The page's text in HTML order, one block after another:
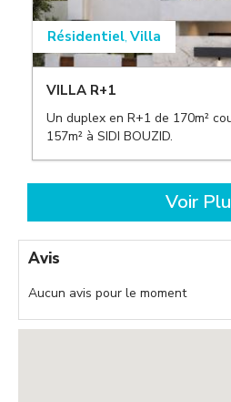
Résidentiel, Villa
VILLA R+1
Un duplex en R+1 de 170m²
157m² à SIDI BOUZID.
Voir
Avis
Aucun avis pour le moment